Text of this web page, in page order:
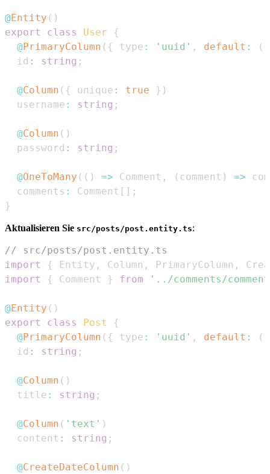
@Entity ( )
export
class User
{
@PrimaryColumn ( { type : 'uuid' , default : (
  id
: string ;
@Column ( { unique : true } )
  username
: string ;
@Column ( )
  password
: string ;
@OneToMany ( ( ) => Comment , ( comment ) =>
  comments
: Comment [ ] ;
}
Aktualisieren Sie src/posts/post.entity.ts:
// src/posts/post.entity.ts
import
{ Entity , Column , PrimaryColumn ,
import
{ Comment } from '../comments/
@Entity ( )
export
class Post
{
@PrimaryColumn ( { type : 'uuid' , default : (
  id
: string ;
@Column ( )
  title
: string ;
@Column ( 'text' )
  content
: string ;
@CreateDateColumn ( )